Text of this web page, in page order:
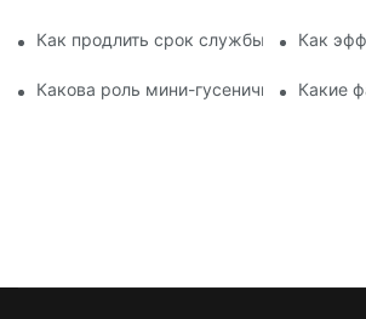
Как продлить срок службы Как
Какова роль мини-гусеничных Какие